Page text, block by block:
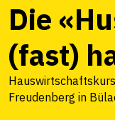
Die
(fast)
Freudenberg in